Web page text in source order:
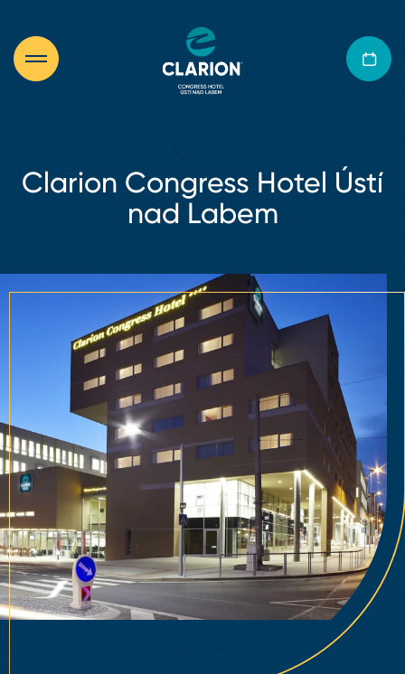
Clarion Congress Hotel Ústí
nad Labem